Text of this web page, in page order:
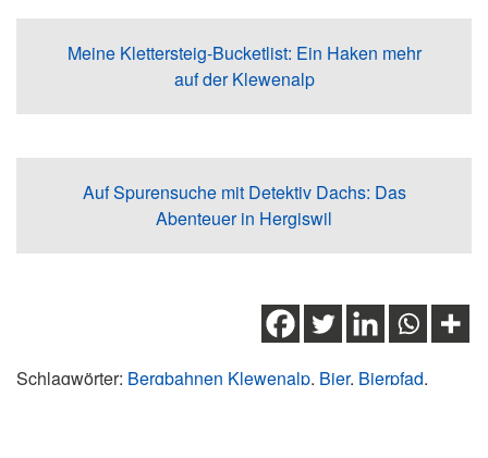
Meine Klettersteig-Bucketlist: Ein Haken mehr
auf der Klewenalp
Auf Spurensuche mit Detektiv Dachs: Das
Abenteuer in Hergiswil
Schlagwörter: Bergbahnen Klewenalp, Bier, Bierpfad,